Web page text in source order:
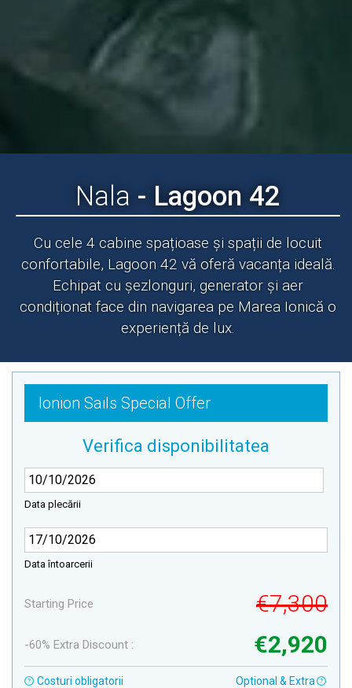
Nala - Lagoon 42
Cu cele 4 cabine spațioase și spații de locuit
confortabile, Lagoon 42 vă oferă vacanța ideală.
Echipat cu șezlonguri, generator și aer
condiționat face din navigarea pe Marea Ionică o
experiență de lux.
Ionion Sails Special Offer
Verifica disponibilitatea
Data plecării
Data întoarcerii
Starting Price €7,300
-60% Extra Discount : €2,920
Costuri obligatorii Optional & Extra